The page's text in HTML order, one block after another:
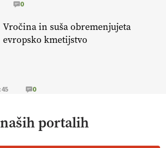
0
Vročina in suša obremenjujeta
evropsko kmetijstvo
0
portalih